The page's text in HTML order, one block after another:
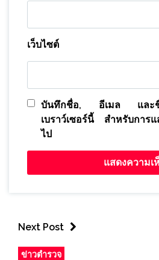
เว็บไซต์
บันทึกชื่อ, อีเมล และชื่อ
เบราว์เซอร์นี้ สำหรับการ
ไป
Next Post
ข่าวตำรวจ